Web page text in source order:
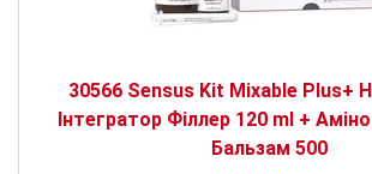
30566 Sensus Kit Mixable Plus+
Інтегратор Філлер 120 ml +
Бальзам 500